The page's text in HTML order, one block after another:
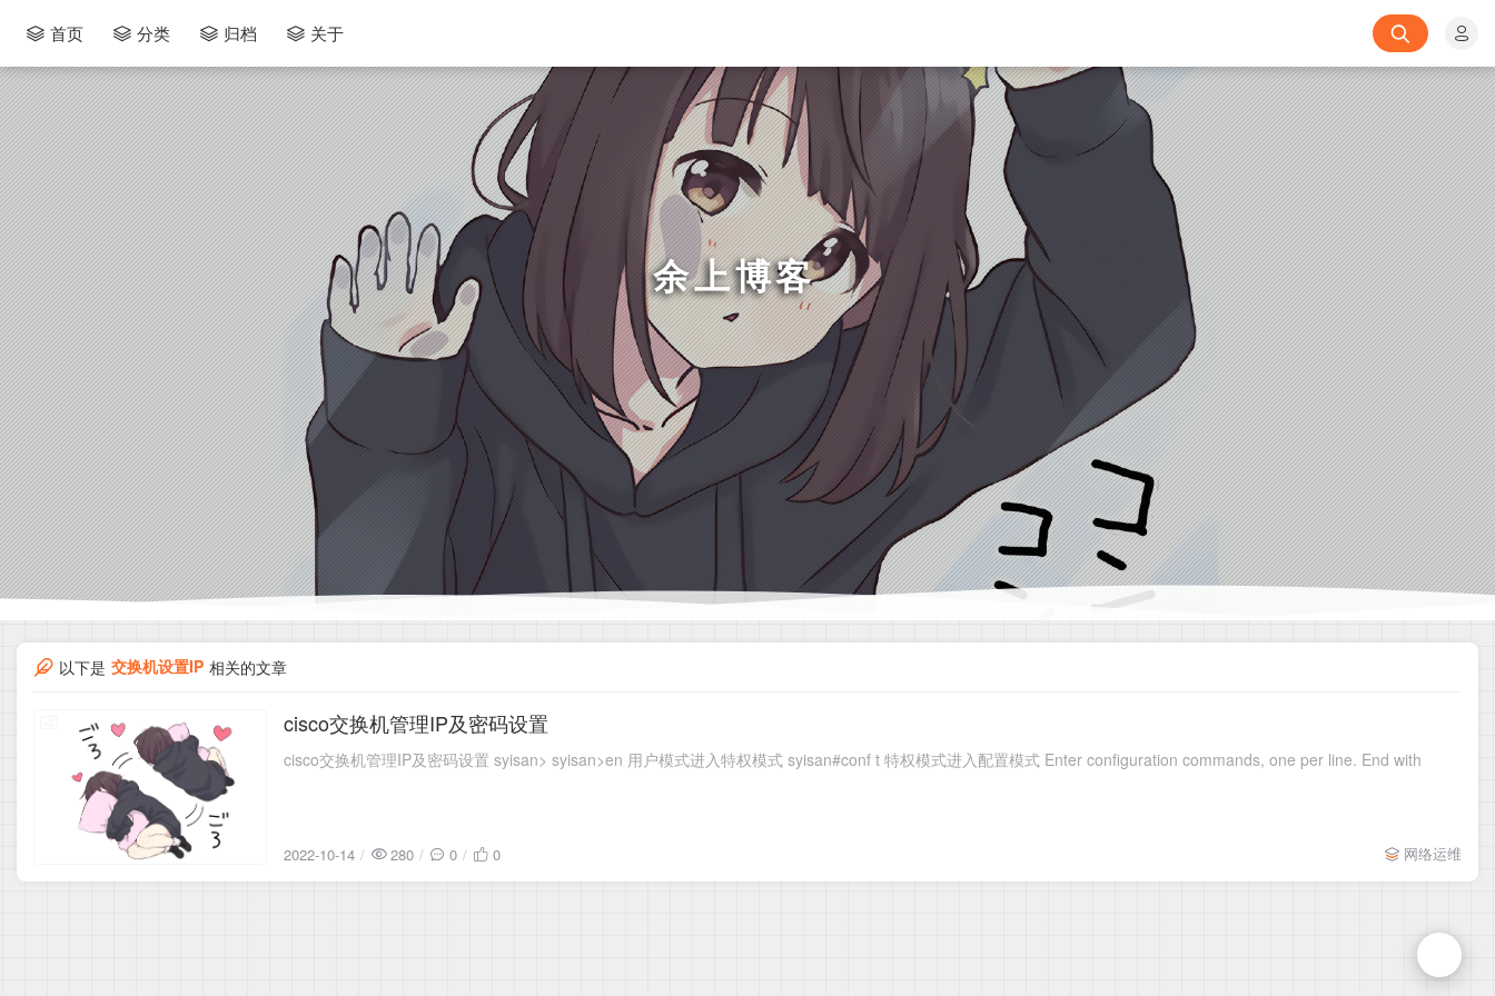
首页 分类 归档 关于
余上博客_
音乐响起那一刻，仿佛就已经沉浸在另一个世界里了。
「 网易云音乐 」
以下是 交换机设置IP 相关的文章
2022-10-14
cisco交换机管理IP及密码设置
cisco交换机管理IP及密码设置 syisan> syisan>en 用户模式进入特权模式 syisan#conf t 特权模式进入配置模式 Enter configuration commands, one per line. End with
2022-10-14 280 0 0 网络运维